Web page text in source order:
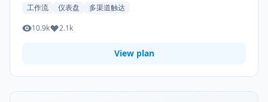
工作流 仪表盘
多渠道触达
10.9k
2.1k
View plan